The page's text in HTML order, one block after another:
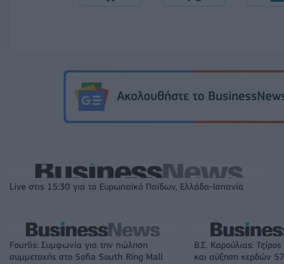
Live στις 15:30 για το Ευρωπαϊκό Παίδων, Ελλάδα-Ισπανία
Fourlis: Συμφωνία για την πώληση
συμμετοχής στο Sofia South Ring Mall
Β.Σ. Καρούλιας:
και αύξηση κερδών